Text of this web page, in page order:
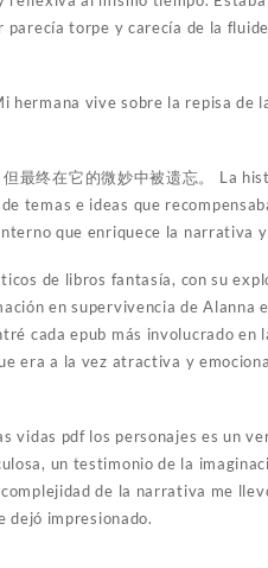
parecía torpe y carecía de la
hermana vive sobre la repisa de
但最终在它的微妙中被遗忘。 La
temas e ideas que
que enriquece la narrativa
de libros fantasía, con su
en supervivencia de Alanna
cada epub más involucrado
era a la vez atractiva y
vidas pdf los personajes es un
un testimonio de la
de la narrativa me
dejó impresionado.